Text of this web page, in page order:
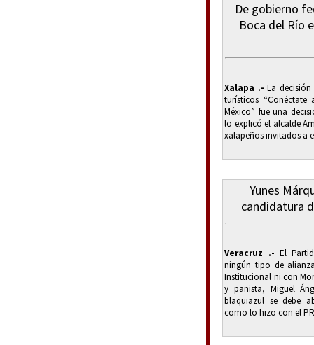
De gobierno
Boca del Río
Xalapa .- La
turísticos
México” fue una
lo explicó el alcalde
xalapeños invitados a
Yunes
candidatura
Veracruz .- El
ningún tipo de
Institucional ni con
y panista, Miguel
blaquiazul se debe
como lo hizo con el